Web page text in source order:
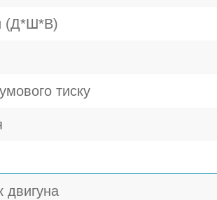
(Д*Ш*В)
тиску
двигуна